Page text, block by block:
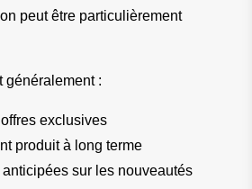
peut être particulièrement
généralement :
exclusives
produit à long terme
sur les nouveautés